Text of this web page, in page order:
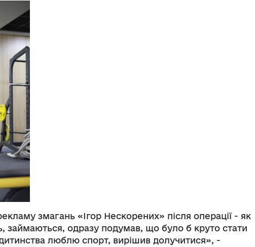
змагань «Ігор Нескорених» після операції - як
займаються, одразу подумав, що було б круто стати
люблю спорт, вирішив долучитися», -